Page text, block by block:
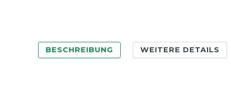
BESCHREIBUNG WEITERE DETAILS